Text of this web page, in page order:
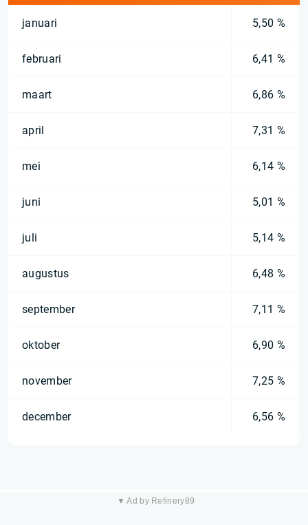
januari 5,50 %
februari 6,41 %
maart 6,86 %
april 7,31 %
mei 6,14 %
juni 5,01 %
juli 5,14 %
augustus 6,48 %
september 7,11 %
oktober 6,90 %
november 7,25 %
december 6,56 %
▼ Ad by Refinery89